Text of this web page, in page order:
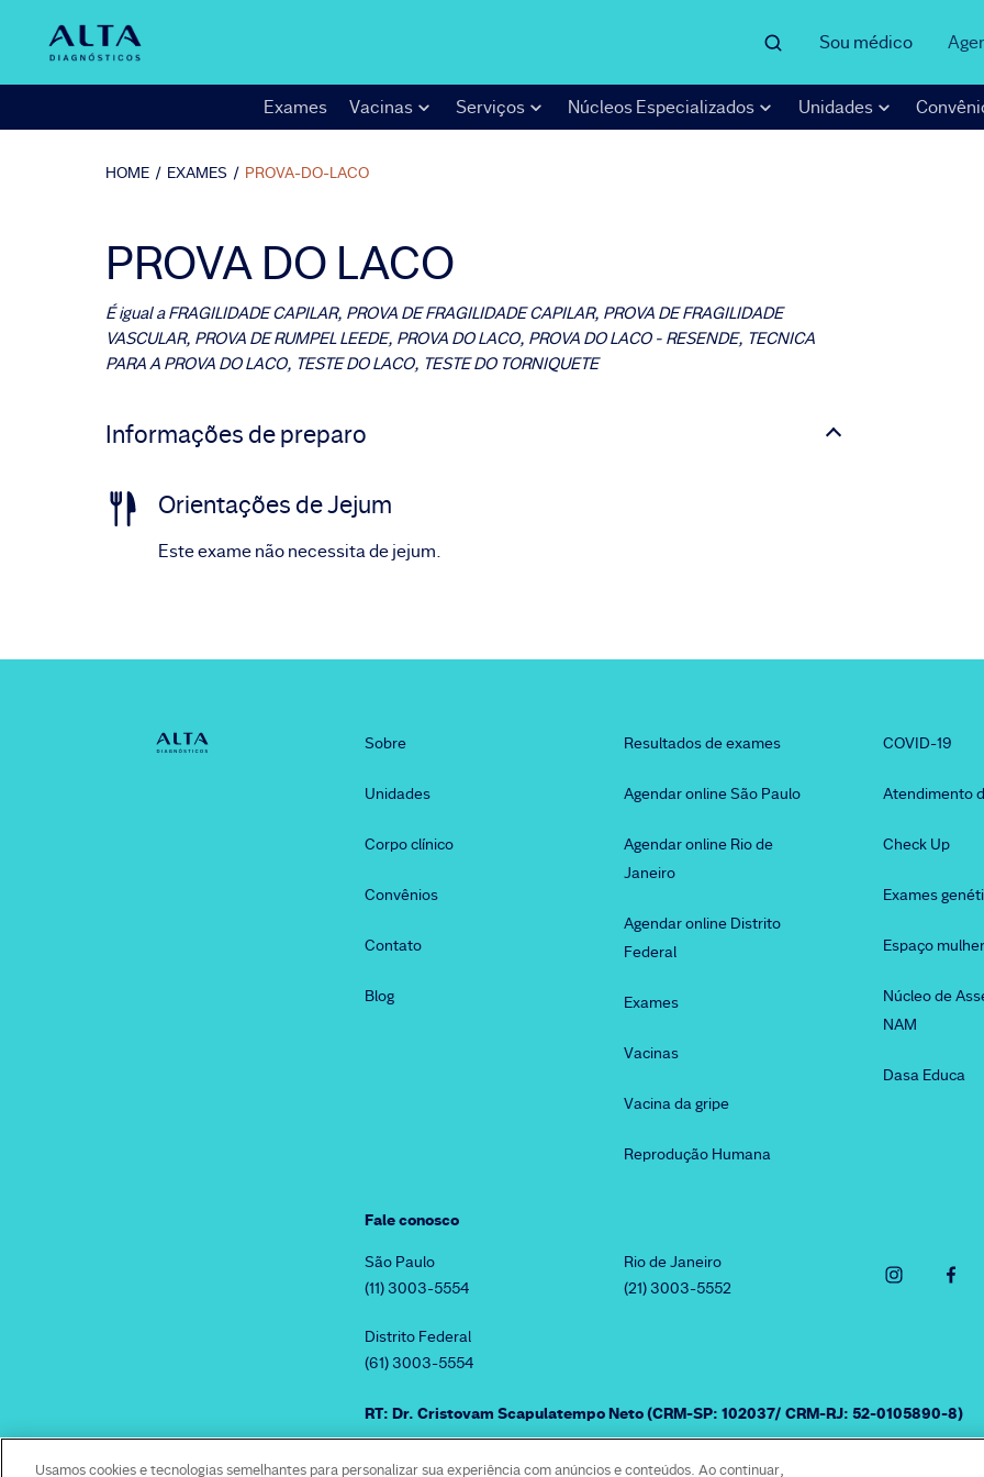
Sou médico
Exames Vacinas Serviços Núcleos Especializados Unidades
HOME / EXAMES / PROVA-DO-LACO
PROVA DO LACO
É igual a FRAGILIDADE CAPILAR, PROVA DE FRAGILIDADE CAPILAR, PROVA DE FRAGILIDADE
VASCULAR, PROVA DE RUMPEL LEEDE, PROVA DO LACO, PROVA DO LACO - RESENDE, TECNICA
PARA A PROVA DO LACO, TESTE DO LACO, TESTE DO TORNIQUETE
Informações de preparo
Orientações de Jejum
Este exame não necessita de jejum.
Sobre
Unidades
Corpo clínico
Convênios
Contato
Blog
Resultados de exames
Agendar online São Paulo
Agendar online Rio de
Janeiro
Agendar online Distrito
Federal
Exames
Vacinas
Vacina da gripe
Reprodução Humana
COVID-19
Atendimento
Check Up
Exames
Espaço mulher
Núcleo de
NAM
Dasa Educa
Fale conosco
São Paulo
(11) 3003-5554
Rio de Janeiro
(21) 3003-5552
Distrito Federal
(61) 3003-5554
RT: Dr. Cristovam Scapulatempo Neto (CRM-SP: 102037/ CRM-RJ: 52-0105890-8)
Usamos cookies e tecnologias semelhantes para personalizar sua experiência com anúncios e conteúdos. Ao continuar,